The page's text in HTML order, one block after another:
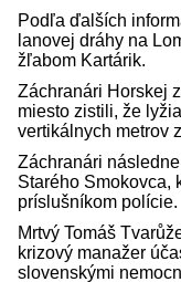
Podľa ďalších
lanovej dráhy na
žľabom Kartárik.
Záchranári Horskej
miesto zistili, že
vertikálnych metrov
Záchranári
Starého Smokovca,
príslušníkom polície.
Mrtvý Tomáš
krizový manažer
slovenskými